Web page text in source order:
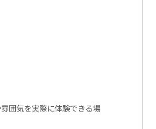
囲気を実際に体験できる場